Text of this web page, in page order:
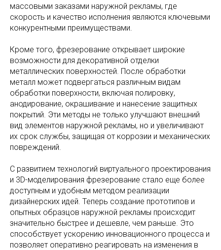
массовыми заказами наружной рекламы, где
скорость и качество исполнения являются ключевыми
конкурентными преимуществами.
Кроме того, фрезерование открывает широкие
возможности для декоративной отделки
металлических поверхностей. После обработки
металл может подвергаться различным видам
обработки поверхности, включая полировку,
анодирование, окрашивание и нанесение защитных
покрытий. Эти методы не только улучшают внешний
вид элементов наружной рекламы, но и увеличивают
их срок службы, защищая от коррозии и механических
повреждений.
С развитием технологий виртуального проектирования
и 3D-моделирования фрезерование стало еще более
доступным и удобным методом реализации
дизайнерских идей. Теперь создание прототипов и
опытных образцов наружной рекламы происходит
значительно быстрее и дешевле, чем раньше. Это
способствует ускорению инновационного процесса и
позволяет оперативно реагировать на изменения в